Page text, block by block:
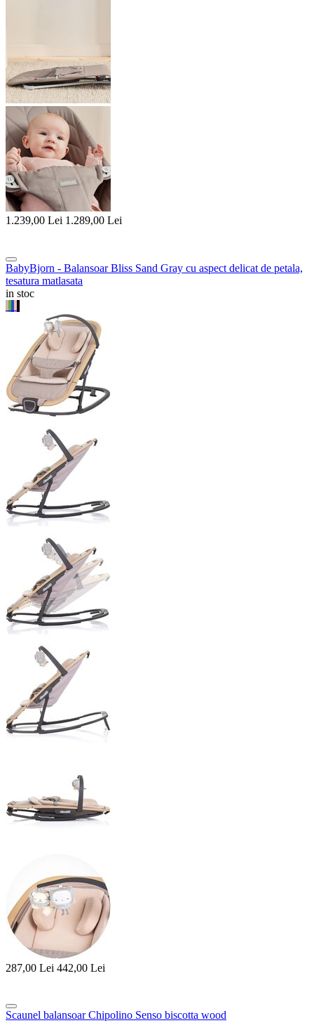
1.239,00 Lei 1.289,00 Lei
BabyBjorn - Balansoar Bliss Sand Gray cu aspect delicat de petala,
tesatura matlasata
in stoc
287,00 Lei 442,00 Lei
Scaunel balansoar Chipolino Senso biscotta wood